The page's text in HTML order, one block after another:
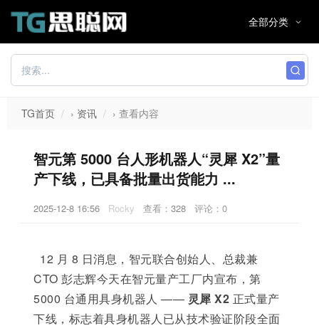
TG首页 › 资讯 › 查看内容
智元第 5000 台人形机器人“灵犀 X2”量
产下线，已具备批量出货能力 ...
2025-12-8 16:56 Rocky 查看：328 评论：0
12 月 8 日消息，智元联合创始人、总裁兼
CTO 彭志辉今天在智元量产工厂内宣布，第
5000 台通用具身机器人 —— 灵犀 X2 正式量产
下线，标志着具身机器人已从技术验证阶段全面